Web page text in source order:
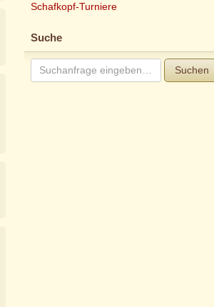
Schafkopf-Turniere
Suche
Suchen